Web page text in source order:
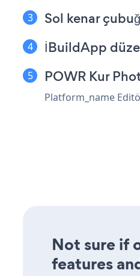
Sol kenar
İBuildApp
POWR Kur
Platform_name
Not sure if
features